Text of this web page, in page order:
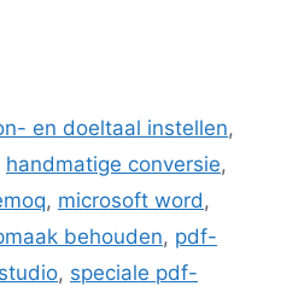
en doeltaal instellen,
handmatige conversie,
, microsoft word ,
behouden, pdf-
, speciale pdf-